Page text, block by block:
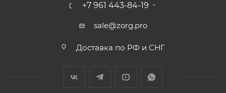
+7 961 443-84-19
sale@zorg.pro
Доставка по РФ и СНГ